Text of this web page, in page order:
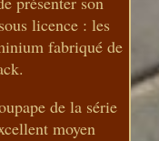
licence : les
fabriqué de
de la série
moyen